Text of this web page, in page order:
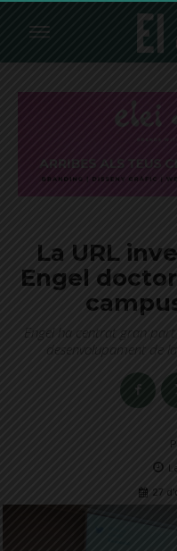
La URL
Engel
Engel ha centrat gran
desenvolupament de
27